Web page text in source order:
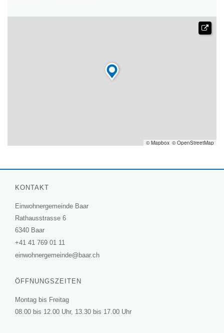

© Mapbox © OpenStreetMap
KONTAKT
Einwohnergemeinde Baar
Rathausstrasse 6
6340 Baar
+41 41 769 01 11
einwohnergemeinde@baar.ch
ÖFFNUNGSZEITEN
Montag bis Freitag
08.00 bis 12.00 Uhr, 13.30 bis 17.00 Uhr